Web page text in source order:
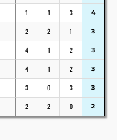
1 1 3 4
2 2 1 3
4 1 2 3
4 1 2 3
3 0 3 3
2 2 0 2